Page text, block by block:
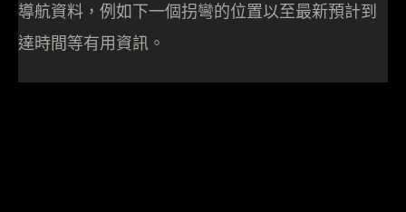
導航資料，例如下一個拐彎的位置以至最新預計到
達時間等有用資訊。